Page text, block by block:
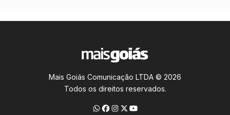
Mais Goiás Comunicação LTDA © 2026
Todos os direitos reservados.